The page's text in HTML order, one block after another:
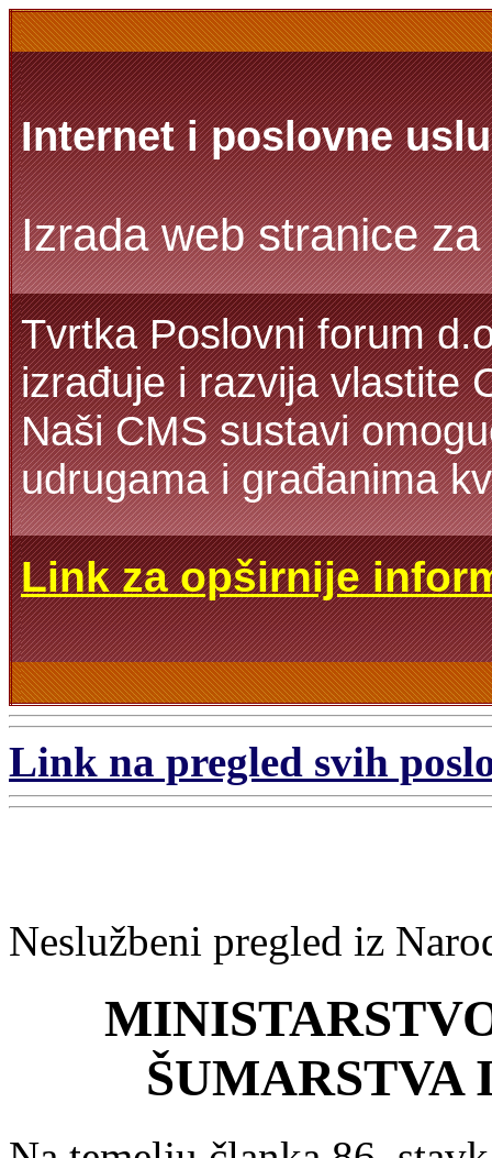
Internet i poslovne
Izrada web stranice
Tvrtka Poslovni forum
izrađuje i razvija vlastite
Naši CMS sustavi
udrugama i građanima
Link za opširnije
Link na pregled svih
Neslužbeni pregled iz
ŠUMARSTVA